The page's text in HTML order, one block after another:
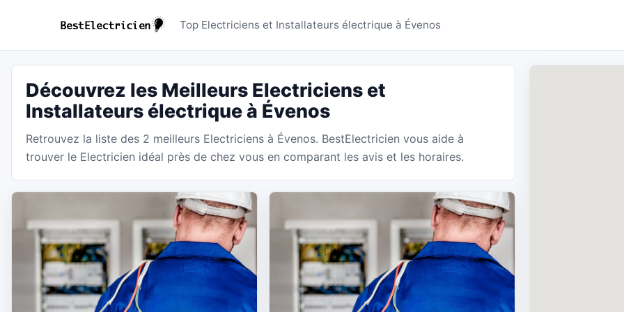
Electriciens Évenos -
Top Electriciens et Installateurs électrique à Évenos
Découvrez les Meilleurs Electriciens et
Installateurs électrique à Évenos
Retrouvez la liste des 2 meilleurs Electriciens à Évenos. BestElectricien vous aide à
trouver le Electricien idéal près de chez vous en comparant les avis et les horaires.